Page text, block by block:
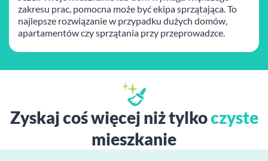
zakresu prac, pomocna może być ekipa sprzątająca. To
najlepsze rozwiązanie w przypadku dużych domów,
apartamentów czy sprzątania przy przeprowadzce.
Zyskaj coś więcej niż tylkoczyste
mieszkanie